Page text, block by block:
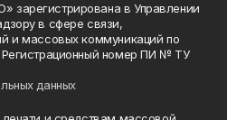
в Управлении
в сфере связи,
и массовых коммуникаций по
Регистрационный номер ПИ № ТУ
данных